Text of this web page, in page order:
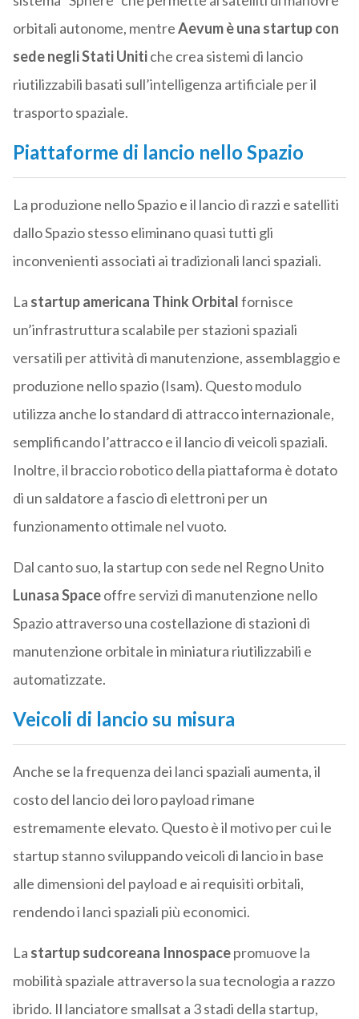
orbitali autonome, mentreAevum è una startup con
sede negli Stati Unitiche crea sistemi di lancio
riutilizzabili basati sull’intelligenza artificiale per il
trasporto spaziale.
Piattaforme di lancio nello Spazio
La produzione nello Spazio e il lancio di razzi e satelliti
dallo Spazio stesso eliminano quasi tutti gli
inconvenienti associati ai tradizionali lanci spaziali.
La startup americana Think Orbitalfornisce
un’infrastruttura scalabile per stazioni spaziali
versatili per attività di manutenzione, assemblaggio e
produzione nello spazio (Isam). Questo modulo
utilizza anche lo standard di attracco internazionale,
semplificando l’attracco e il lancio di veicoli spaziali.
Inoltre, il braccio robotico della piattaforma è dotato
di un saldatore a fascio di elettroni per un
funzionamento ottimale nel vuoto.
Dal canto suo, la startup con sede nel Regno Unito
Lunasa Spaceoffre servizi di manutenzione nello
Spazio attraverso una costellazione di stazioni di
manutenzione orbitale in miniatura riutilizzabili e
automatizzate.
Veicoli di lancio su misura
Anche se la frequenza dei lanci spaziali aumenta, il
costo del lancio dei loro payload rimane
estremamente elevato. Questo è il motivo per cui le
startup stanno sviluppando veicoli di lancio in base
alle dimensioni del payload e ai requisiti orbitali,
rendendo i lanci spaziali più economici.
La startup sudcoreana Innospacepromuove la
mobilità spaziale attraverso la sua tecnologia a razzo
ibrido. Il lanciatore smallsat a 3 stadi della startup,